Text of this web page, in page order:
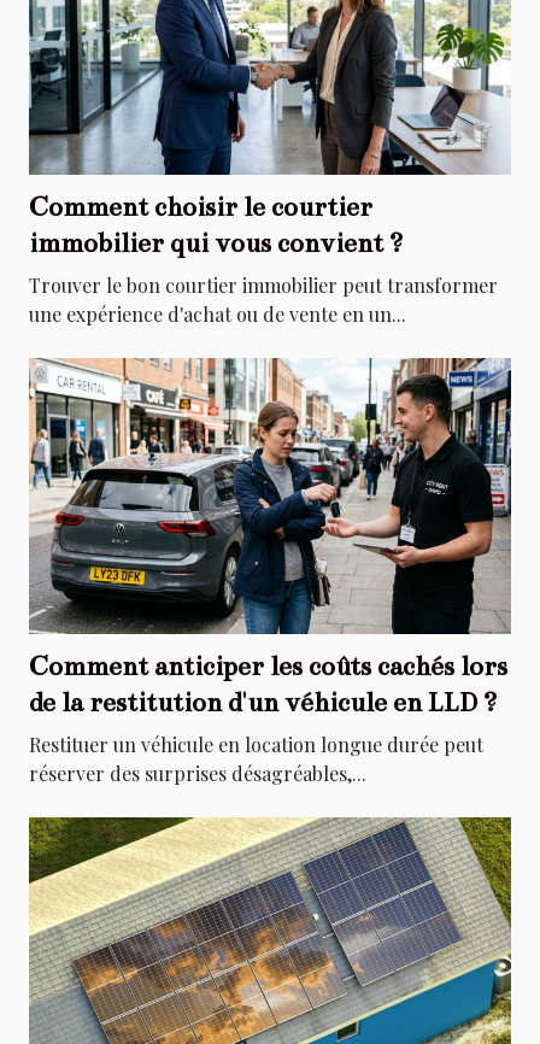
Comment choisir le courtier
immobilier qui vous convient ?
Trouver le bon courtier immobilier peut transformer
une expérience d'achat ou de vente en un...
Comment anticiper les coûts cachés lors
de la restitution d'un véhicule en LLD ?
Restituer un véhicule en location longue durée peut
réserver des surprises désagréables,...